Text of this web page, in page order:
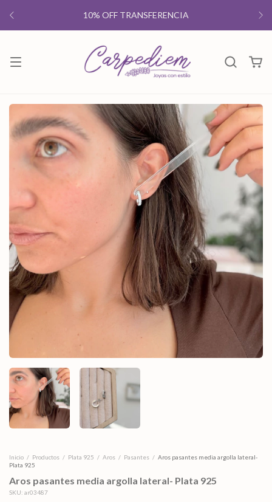
10% OFF TRANSFERENCIA
Inicio / Productos / Plata 925 / Aros / Pasantes / Aros pasantes media argolla lateral-
Plata 925
Aros pasantes media argolla lateral- Plata 925
SKU: ar03487